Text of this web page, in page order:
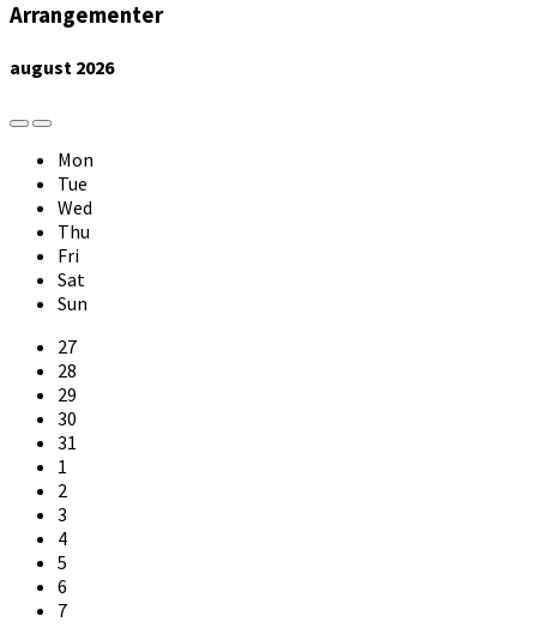
Arrangementer
august 2026
Previous
Month
Next
Month
Mon
Tue
Wed
Thu
Fri
Sat
Sun
Skip
calendar
days
27
28
29
30
31
1
2
3
4
5
6
7